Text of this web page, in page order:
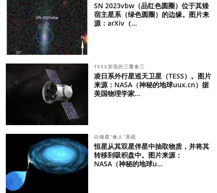
SN 2023vbw（品红色圆圈）位于其矮
宿主星系（绿色圆圈）的边缘。图片来
源：arXiv（...
TESS发现的三重食三
凌日系外行星巡天卫星（TESS）。图片
来源：NASA（神秘的地球uux.cn）据
美国物理学家...
白矮星“食人”系统
恒星从其双星伴星中抽取物质，并将其
转移到吸积盘中。图片来源：
NASA（神秘的地球u...